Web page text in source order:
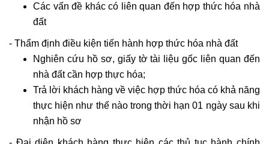
Các vấn đề khác có liên quan đến hợp thức hóa nhà
đất
- Thẩm định điều kiện tiến hành hợp thức hóa nhà đất
Nghiên cứu hồ sơ, giấy tờ tài liệu gốc liên quan đến
nhà đất cần hợp thực hóa;
Trả lời khách hàng về việc hợp thức hóa có khả năng
thực hiện như thế nào trong thời hạn 01 ngày sau khi
nhận hồ sơ